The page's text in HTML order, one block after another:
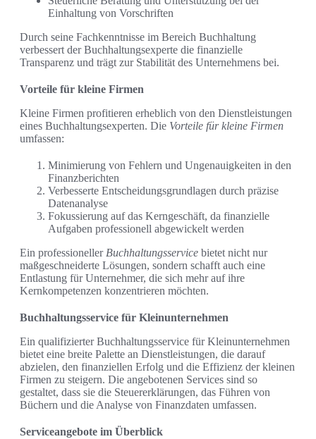
Einhaltung von Vorschriften
Durch seine Fachkenntnisse im Bereich Buchhaltung
verbessert der Buchhaltungsexperte die finanzielle
Transparenz und trägt zur Stabilität des Unternehmens bei.
Vorteile für kleine Firmen
Kleine Firmen profitieren erheblich von den Dienstleistungen
eines Buchhaltungsexperten. Die Vorteile für kleine Firmen
umfassen:
Minimierung von Fehlern und Ungenauigkeiten in den
Finanzberichten
Verbesserte Entscheidungsgrundlagen durch präzise
Datenanalyse
Fokussierung auf das Kerngeschäft, da finanzielle
Aufgaben professionell abgewickelt werden
Ein professioneller Buchhaltungsservice bietet nicht nur
maßgeschneiderte Lösungen, sondern schafft auch eine
Entlastung für Unternehmer, die sich mehr auf ihre
Kernkompetenzen konzentrieren möchten.
Buchhaltungsservice für Kleinunternehmen
Ein qualifizierter Buchhaltungsservice für Kleinunternehmen
bietet eine breite Palette an Dienstleistungen, die darauf
abzielen, den finanziellen Erfolg und die Effizienz der kleinen
Firmen zu steigern. Die angebotenen Services sind so
gestaltet, dass sie die Steuererklärungen, das Führen von
Büchern und die Analyse von Finanzdaten umfassen.
Serviceangebote im Überblick